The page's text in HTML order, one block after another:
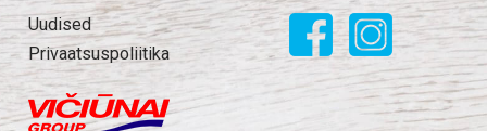
Uudised
Privaatsuspoliitika